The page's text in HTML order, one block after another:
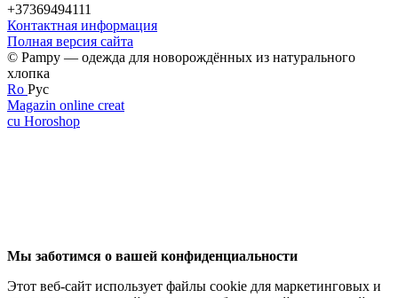
+37369494111
Контактная информация
Полная версия сайта
© Pampy — одежда для новорождённых из натурального
хлопка
Ro Рус
Magazin online creat
cu Horoshop
Мы заботимся о вашей конфиденциальности
Этот веб-сайт использует файлы cookie для маркетинговых и